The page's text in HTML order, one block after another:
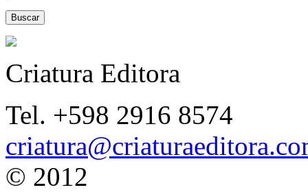
Buscar
Criatura Editora
Tel. +598 2916 8574
© 2012